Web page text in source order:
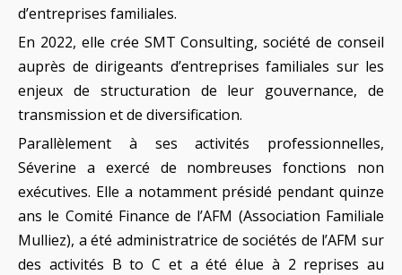
d’entreprises familiales.
En 2022, elle crée SMT Consulting, société de conseil
auprès de dirigeants d’entreprises familiales sur les
enjeux de structuration de leur gouvernance, de
transmission et de diversification.
Parallèlement à ses activités professionnelles,
Séverine a exercé de nombreuses fonctions non
exécutives. Elle a notamment présidé pendant quinze
ans le Comité Finance de l’AFM (Association Familiale
Mulliez), a été administratrice de sociétés de l’AFM sur
des activités B to C et a été élue à 2 reprises au